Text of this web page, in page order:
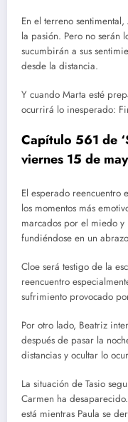
En el terreno
la pasión. Pero no serán
sucumbirán a sus
desde la distancia.
Y cuando Marta esté
ocurrirá lo inesperado:
Capítulo 561 de
viernes 15 de
El esperado reencuentro
los momentos más
marcados por el miedo
fundiéndose en un
Cloe será testigo de la
reencuentro
sufrimiento provocado
Por otro lado, Beatriz
después de pasar la
distancias y ocultar lo
La situación de Tasio
Carmen ha
está mientras Paula se